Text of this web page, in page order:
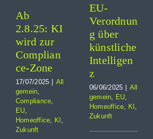
Suche
nach:
Ab
2.8.25: KI
wird zur
Complian
ce-Zone
17/07/2025
All
gemein,
Compliance,
EU,
Homeoffice, KI ,
Zukunft
EU-
Verordnun
g über
künstliche
Intelligen
z
06/06/2025
All
gemein, EU,
Homeoffice, KI ,
Zukunft